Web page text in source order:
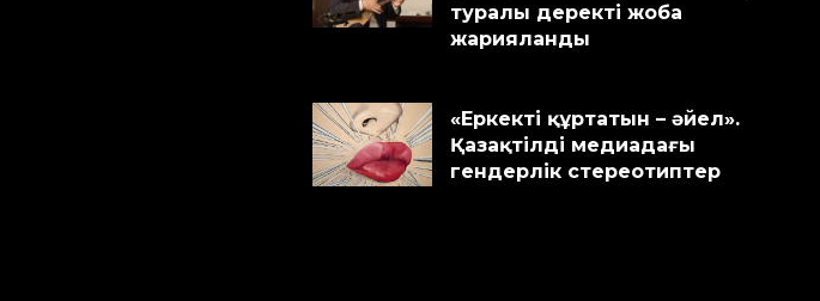
туралы деректі жоба
жарияланды
«Еркекті құртатын – әйел».
Қазақтілді медиадағы
гендерлік стереотиптер